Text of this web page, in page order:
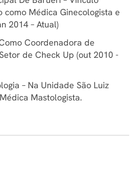
como Médica Ginecologista e
2014 – Atual)
Coordenadora de
de Check Up (out 2010 -
– Na Unidade São Luiz
Mastologista.